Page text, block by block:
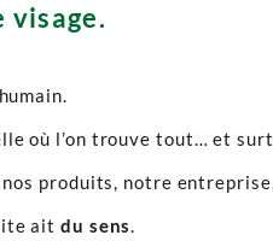
visage.
où l’on trouve tout… et
produits, notre
aitdu sens.